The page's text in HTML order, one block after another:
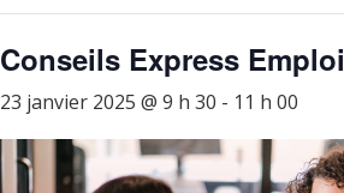
Conseils Express Emploi
23 janvier 2025 @ 9 h 30 - 11 h 00